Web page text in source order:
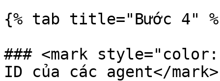
{% tab title="Bước 4"
### <mark
ID của các agent</mark>